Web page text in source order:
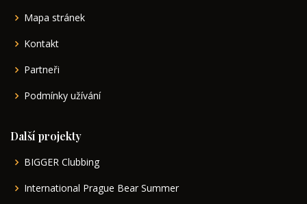
Mapa stránek
Kontakt
Partneři
Podmínky užívání
Další projekty
BIGGER Clubbing
International Prague Bear Summer